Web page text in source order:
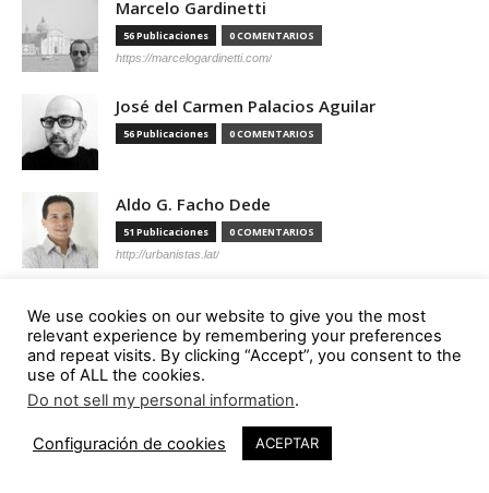
Marcelo Gardinetti
56 Publicaciones 0 COMENTARIOS
https://marcelogardinetti.com/
José del Carmen Palacios Aguilar
56 Publicaciones 0 COMENTARIOS
Aldo G. Facho Dede
51 Publicaciones 0 COMENTARIOS
http://urbanistas.lat/
46 Publicaciones 0 COMENTARIOS
http://www.hand-architecture.com/
We use cookies on our website to give you the most
relevant experience by remembering your preferences
and repeat visits. By clicking “Accept”, you consent to the
use of ALL the cookies.
Do not sell my personal information.
Configuración de cookies ACEPTAR